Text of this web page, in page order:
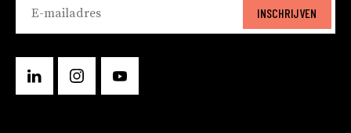
INSCHRIJVEN